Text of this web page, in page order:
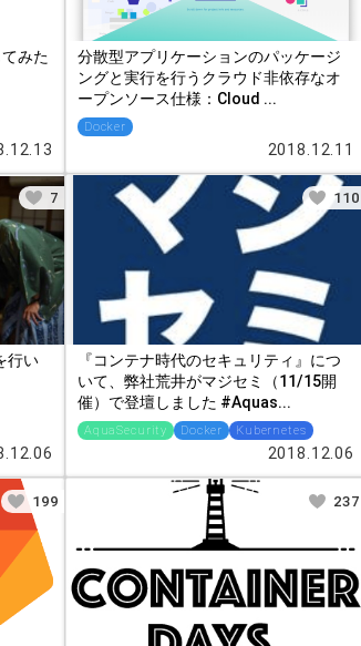
みた
分散型アプリケーションのパッケージ
ングと実行を行うクラウド非依存なオ
ープンソース仕様：Cloud ...
Docker
2018.12.11
行い
7
『コンテナ時代のセキュリティ』につ
いて、弊社荒井がマジセミ（11/15開
催）で登壇しました #Aquas...
AquaSecurity Docker Kubernetes
2018.12.06
110
199 237